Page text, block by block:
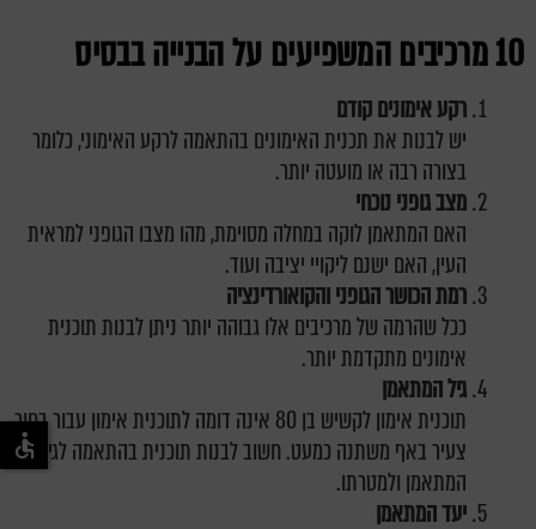
10 מרכיבים המשפיעים על הבנייה בבסיס
רקע אימונים קודם
יש לבנות את תכנית האימונים בהתאמה לרקע האימוני, כלומר
בצורה רבה או מועטה יותר.
מצב גופני נוכחי
האם המתאמן לוקה במחלה מסוימת, מהו מצבו הגופני למראית
העין, האם ישנם ליקויי יציבה ועוד.
רמת הכושר הגופני והקואורדינציה
ככל שהרמה של מרכיבים אלו גבוהה יותר ניתן לבנות תוכנית
אימונים מתקדמת יותר.
גיל המתאמן
תוכנית אימון לקשיש בן 80 אינה דומה לתוכנית אימון עבור בחור
צעיר באף משתנה כמעט. חשוב לבנות תוכנית בהתאמה לגיל
המתאמן ולמטרתו.
יעד המתאמן